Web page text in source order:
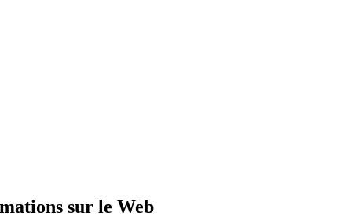
sur le Web